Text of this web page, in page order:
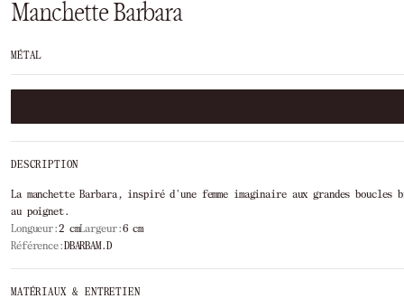
Manchette Barbara
MÉTAL
DESCRIPTION
La manchette Barbara, inspiré d'une femme imaginaire aux grandes
au poignet.
Longueur:2 cmLargeur:6 cm
Référence:DBARBAM.D
MATÉRIAUX & ENTRETIEN